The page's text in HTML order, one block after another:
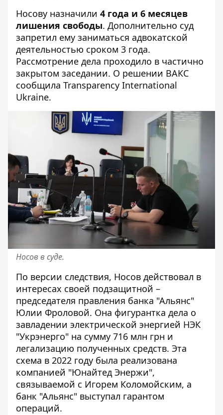
Носову назначили 4 года и 6 месяцев
лишения свободы. Дополнительно суд
запретил ему заниматься адвокатской
деятельностью сроком 3 года.
Рассмотрение дела проходило в частично
закрытом заседании. О решении ВАКС
сообщила Transparency International
Ukraine.
Носов в суде.
По версии следствия, Носов действовал в
интересах своей подзащитной –
председателя правления банка "Альянс"
Юлии Фроловой. Она фигурантка дела о
завладении электрической энергией НЭК
"Укрэнерго" на сумму 716 млн грн и
легализацию полученных средств. Эта
схема в 2022 году была реализована
компанией "Юнайтед Энержи",
связываемой с Игорем Коломойским, а
банк "Альянс" выступал гарантом
операций.